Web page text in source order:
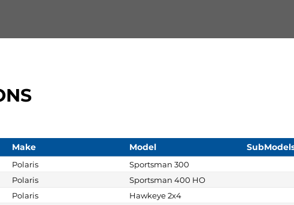
Make Model
Polaris Sportsman 300
Polaris Sportsman 400 HO
Polaris Hawkeye 2x4